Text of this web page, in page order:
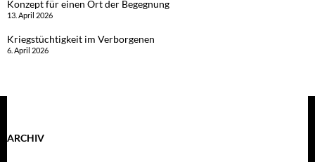
Konzept für einen Ort der Begegnung
13. April 2026
Kriegstüchtigkeit im Verborgenen
6. April 2026
ARCHIV